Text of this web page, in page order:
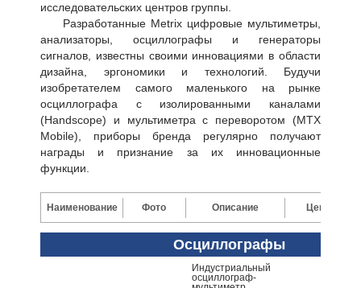
исследовательских центров группы.
Разработанные Metrix цифровые мультиметры,
анализаторы, осциллографы и генераторы
сигналов, известны своими инновациями в области
дизайна, эргономики и технологий. Будучи
изобретателем самого маленького на рынке
осциллографа с изолированными каналами
(Handscope) и мультиметра с переворотом (MTX
Mobile), приборы бренда регулярно получают
награды и признание за их инновационные
функции.
Наименование Фото Описание Цена
Осциллографы
Индустриальный
осциллограф-